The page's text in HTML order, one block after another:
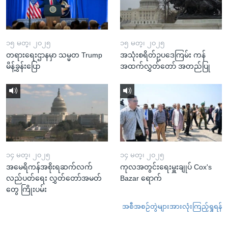
၁၅ မတ္၊ ၂၀၂၅
တရားရေးဌာနမှာ သမ္မတ Trump
မိန့်ခွန်းပြော
၁၅ မတ္၊ ၂၀၂၅
အသုံးစရိတ်ဥပဒေကြမ်း ကန်
အထက်လွှတ်တော် အတည်ပြု
၁၄ မတ္၊ ၂၀၂၅
အမေရိကန်အစိုးရဆက်လက်
လည်ပတ်ရေး လွှတ်တော်အမတ်
တွေ ကြိုးပမ်း
၁၄ မတ္၊ ၂၀၂၅
ကုလအတွင်းရေးမှူးချုပ် Cox's
Bazar ရောက်
အစီအစဉ်တွဲများအားလုံးကြည့်ရှုရန်